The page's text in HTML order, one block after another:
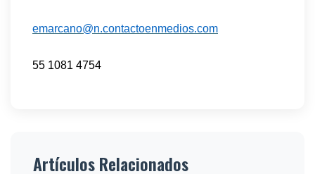
emarcano@n.contactoenmedios.com
55 1081 4754
Artículos Relacionados